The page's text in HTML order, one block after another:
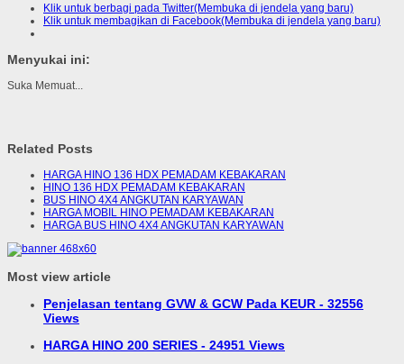
Klik untuk berbagi pada Twitter(Membuka di jendela yang baru)
Klik untuk membagikan di Facebook(Membuka di jendela yang baru)
Menyukai ini:
Suka Memuat...
Related Posts
HARGA HINO 136 HDX PEMADAM KEBAKARAN
HINO 136 HDX PEMADAM KEBAKARAN
BUS HINO 4X4 ANGKUTAN KARYAWAN
HARGA MOBIL HINO PEMADAM KEBAKARAN
HARGA BUS HINO 4X4 ANGKUTAN KARYAWAN
Most view article
Penjelasan tentang GVW & GCW Pada KEUR - 32556
Views
HARGA HINO 200 SERIES - 24951 Views